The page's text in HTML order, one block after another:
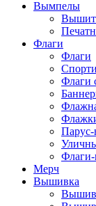
Вымпелы
Флаги
Флаги
Флаги
Парус-
Мерч
Вышивка